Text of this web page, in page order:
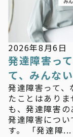
2026年8月6日
発達障害っ
て、みんな
発達障害って
たことはあり
も、発達障害の
発達障害につ
す。 「発達障...